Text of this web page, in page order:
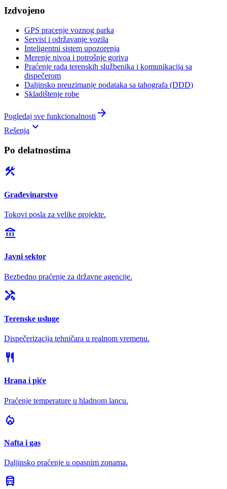
Izdvojeno
GPS pracenje voznog parka
Servisi i održavanje vozila
Inteligentni sistem upozorenja
Merenje nivoa i potrošnje goriva
Praćenje rada terenskih službenika i komunikacija sa
dispečerom
Daljinsko preuzimanje podataka sa tahografa (DDD)
Skladištenje robe
Pogledaj sve funkcionalnosti arrow_forward
Rešenja keyboard_arrow_down
Po delatnostima
construction
Građevinarstvo
Tokovi posla za velike projekte.
account_balance
Javni sektor
Bezbedno praćenje za državne agencije.
handyman
Terenske usluge
Dispečerizacija tehničara u realnom vremenu.
restaurant
Hrana i piće
Praćenje temperature u hladnom lancu.
local_fire_department
Nafta i gas
Daljinsko praćenje u opasnim zonama.
directions_bus